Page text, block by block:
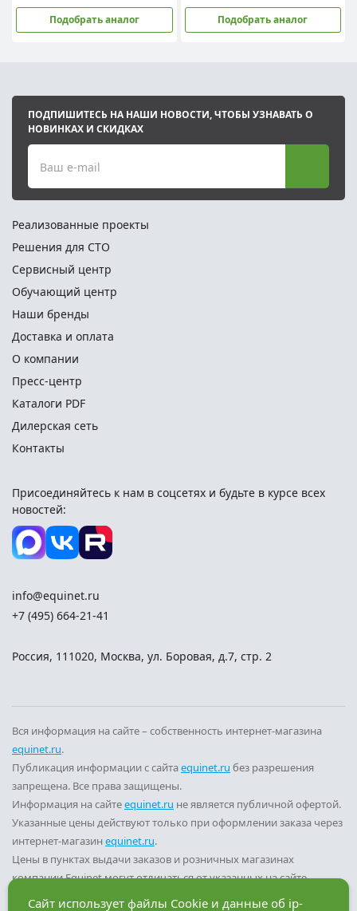
Подобрать аналог Подобрать аналог
ПОДПИШИТЕСЬ НА НАШИ НОВОСТИ, ЧТОБЫ УЗНАВАТЬ О
НОВИНКАХ И СКИДКАХ
Ваш e-mail
Реализованные проекты
Решения для СТО
Сервисный центр
Обучающий центр
Наши бренды
Доставка и оплата
О компании
Пресс-центр
Каталоги PDF
Дилерская сеть
Контакты
Присоединяйтесь к нам в соцсетях и будьте в курсе всех
новостей:
info@equinet.ru
+7 (495) 664-21-41
Россия, 111020, Москва, ул. Боровая, д.7, стр. 2
Вся информация на сайте – собственность интернет-магазина
equinet.ru.
Публикация информации с сайтаequinet.ru без разрешения
запрещена. Все права защищены.
Информация на сайтеequinet.ru не является публичной офертой.
Указанные цены действуют только при оформлении заказа через
интернет-магазин equinet.ru.
Цены в пунктах выдачи заказов и розничных магазинах
компании Equinet могут отличаться от указанных на сайте.
Вы принимаете условия
политики конфиденциальности
Сайт использует файлы Cookie и данные об ip-